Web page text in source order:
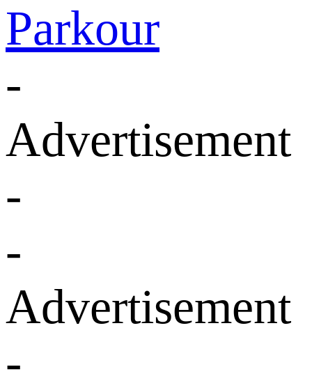
Parkour
-
Advertisement
-
-
Advertisement
-